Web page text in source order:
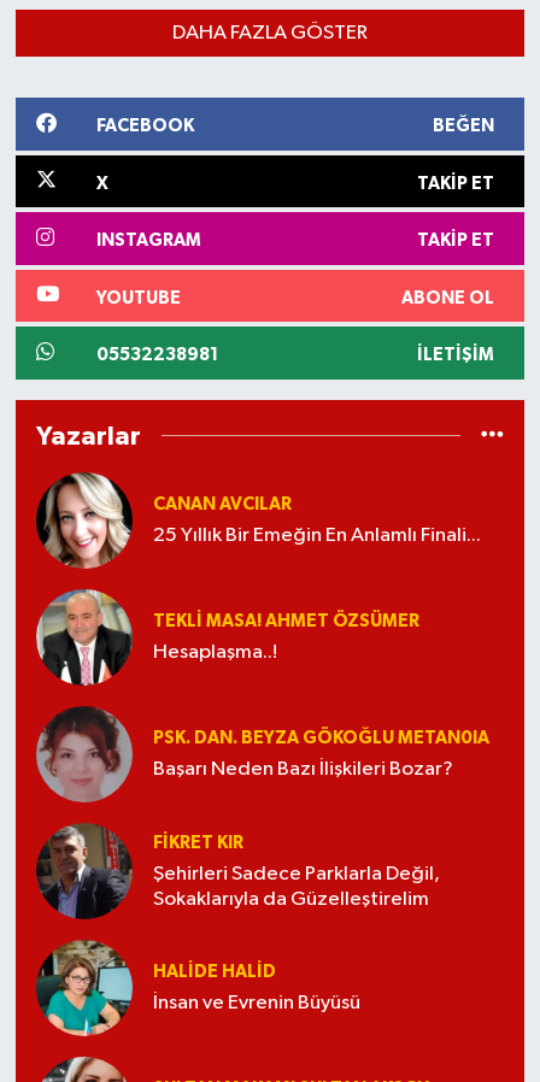
DAHA FAZLA GÖSTER
FACEBOOK BEĞEN
X TAKIP ET
INSTAGRAM TAKIP ET
YOUTUBE ABONE OL
05532238981 İLETIŞIM
Yazarlar
CANAN AVCILAR
25 Yıllık Bir Emeğin En Anlamlı Finali...
TEKLI MASA! AHMET ÖZSÜMER
Hesaplaşma..!
PSK. DAN. BEYZA GÖKOĞLU METAN0IA
Başarı Neden Bazı İlişkileri Bozar?
FIKRET KIR
Şehirleri Sadece Parklarla Değil,
Sokaklarıyla da Güzelleştirelim
HALIDE HALID
İnsan ve Evrenin Büyüsü